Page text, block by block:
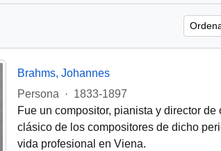
Brahms, Johannes
Persona
· 1833-1897
Fue un compositor, pianista y director
clásico de los compositores de dicho
vida profesional en Viena.